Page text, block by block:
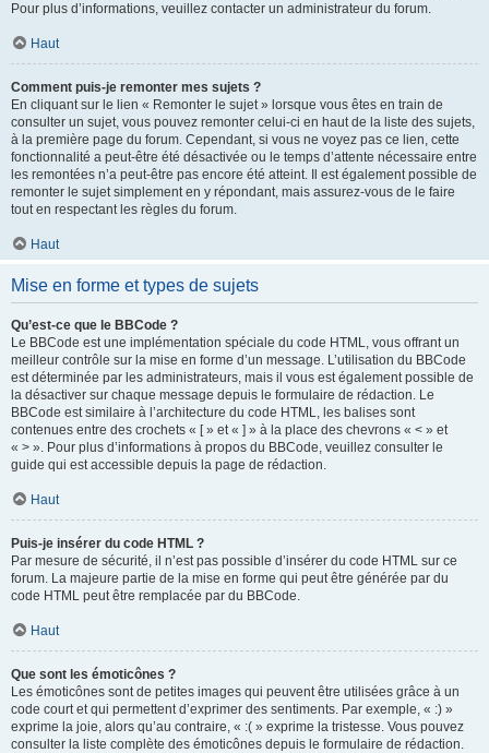
Pour plus d’informations, veuillez contacter un administrateur du forum.
Haut
Comment puis-je remonter mes sujets ?
En cliquant sur le lien « Remonter le sujet » lorsque vous êtes en train de
consulter un sujet, vous pouvez remonter celui-ci en haut de la liste des sujets,
à la première page du forum. Cependant, si vous ne voyez pas ce lien, cette
fonctionnalité a peut-être été désactivée ou le temps d’attente nécessaire entre
les remontées n’a peut-être pas encore été atteint. Il est également possible de
remonter le sujet simplement en y répondant, mais assurez-vous de le faire
tout en respectant les règles du forum.
Haut
Mise en forme et types de sujets
Qu’est-ce que le BBCode ?
Le BBCode est une implémentation spéciale du code HTML, vous offrant un
meilleur contrôle sur la mise en forme d’un message. L’utilisation du BBCode
est déterminée par les administrateurs, mais il vous est également possible de
la désactiver sur chaque message depuis le formulaire de rédaction. Le
BBCode est similaire à l’architecture du code HTML, les balises sont
contenues entre des crochets « [ » et « ] » à la place des chevrons « < » et
« > ». Pour plus d’informations à propos du BBCode, veuillez consulter le
guide qui est accessible depuis la page de rédaction.
Haut
Puis-je insérer du code HTML ?
Par mesure de sécurité, il n’est pas possible d’insérer du code HTML sur ce
forum. La majeure partie de la mise en forme qui peut être générée par du
code HTML peut être remplacée par du BBCode.
Haut
Que sont les émoticônes ?
Les émoticônes sont de petites images qui peuvent être utilisées grâce à un
code court et qui permettent d’exprimer des sentiments. Par exemple, « :) »
exprime la joie, alors qu’au contraire, « :( » exprime la tristesse. Vous pouvez
consulter la liste complète des émoticônes depuis le formulaire de rédaction.